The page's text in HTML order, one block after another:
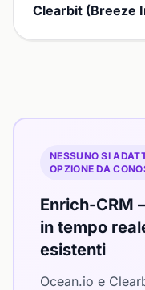
Clearbit (Breeze
NESSUNO SI
OPZIONE DA
Enrich-CRM
in tempo
esistenti
Ocean.io e